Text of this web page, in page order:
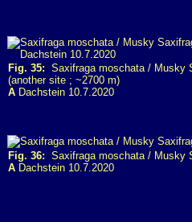
Fig. 35: Saxifraga moschata / Musky
(another site ; ~2700 m)
A Dachstein 10.7.2020
Fig. 36: Saxifraga moschata / Musky
A Dachstein 10.7.2020